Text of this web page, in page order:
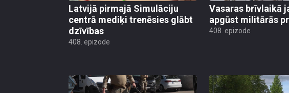
Latvijā pirmajā Simulāciju
centrā mediķi trenēsies glābt
dzīvības
408. epizode
Vasaras brīvlaikā
apgūst militārās
408. epizode